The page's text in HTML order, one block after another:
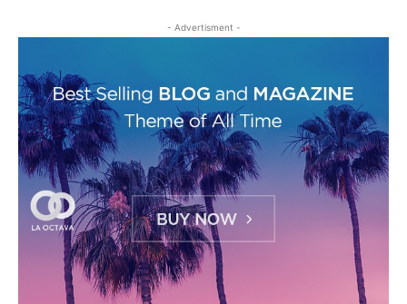
- Advertisment -